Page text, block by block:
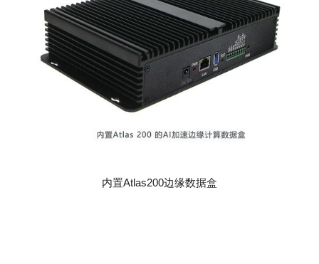
内置Atlas200边缘数据盒